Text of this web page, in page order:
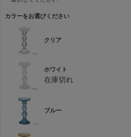
必
須
カラーをお選びください
クリア
ホワイト
在庫切れ
ブルー